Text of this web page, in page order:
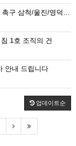
1호 조직의 건
안내 드립니다
업데이트순